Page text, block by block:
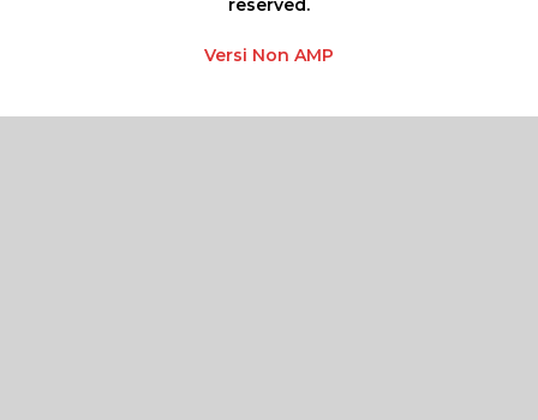
reserved.
Versi Non AMP